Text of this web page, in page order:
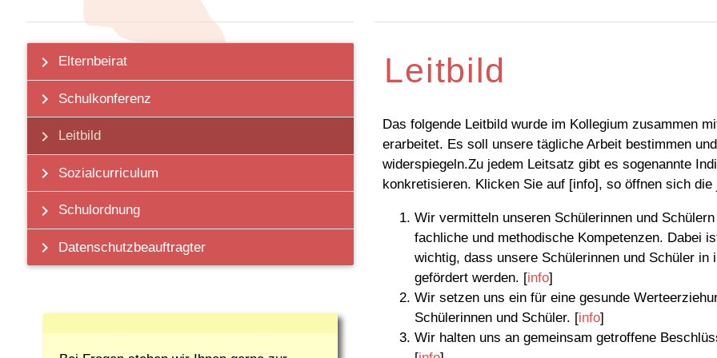
chevron_right Elternbeirat
chevron_right Schulkonferenz
chevron_right Leitbild
chevron_right Sozialcurriculum
chevron_right Schulordnung
chevron_right Datenschutzbeauftragter
Leitbild
Das folgende Leitbild wurde im Kollegium zusammen
erarbeitet. Es soll unsere tägliche Arbeit bestimmen
widerspiegeln.Zu jedem Leitsatz gibt es sogenannte
konkretisieren. Klicken Sie auf [info], so öffnen sich
Wir vermitteln unseren Schülerinnen und
fachliche und methodische Kompetenzen. Dabei
wichtig, dass unsere Schülerinnen und Schüler in
gefördert werden. [info]
Wir setzen uns ein für eine gesunde
Schülerinnen und Schüler. [info]
Wir halten uns an gemeinsam getroffene